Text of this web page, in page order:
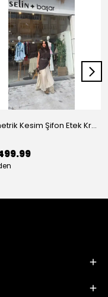
Asimetrik Kesim Şifon Etek Krem